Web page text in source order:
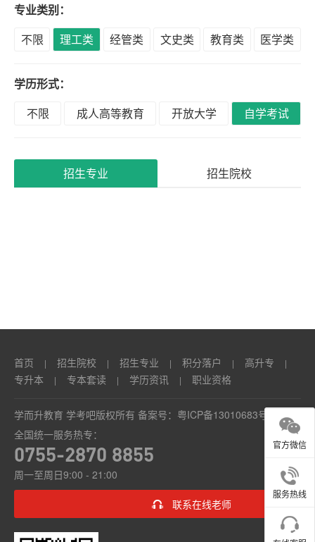
学
专业类别：
不限
理工类 经管类 文史类 教育类 医学类
学历形式：
不限
成人高等教育 开放大学 自学考试
招生专业 招生院校
首页 | 招生院校 | 招生专业 | 积分落户 | 高升专 |
专升本 | 专本套读 | 学历资讯 | 职业资格
学而升教育 学考吧版权所有 备案号： 粤ICP备13010683号
全国统一服务热专：
0755-2870 8855
周一至周日9:00 - 21:00
联系在线老师
官方微信
服务热线